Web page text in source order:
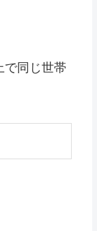
同じ世帯